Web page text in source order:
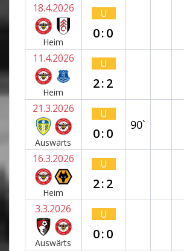
18.4.2026
Heim
U
0:0
11.4.2026
Heim
U
2:2
21.3.2026
Auswärts
U
0:0
90`
16.3.2026
Heim
U
2:2
3.3.2026
Auswärts
U
0:0